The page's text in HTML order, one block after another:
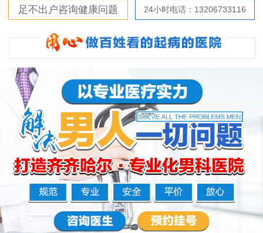
足不出户咨询健康问题 24小时电话：13206733116